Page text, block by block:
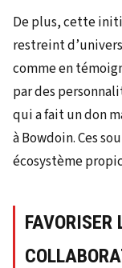
De plus, cette
restreint
comme en
par des
qui a fait un don
à Bowdoin. Ces
écosystème
FAVORISER